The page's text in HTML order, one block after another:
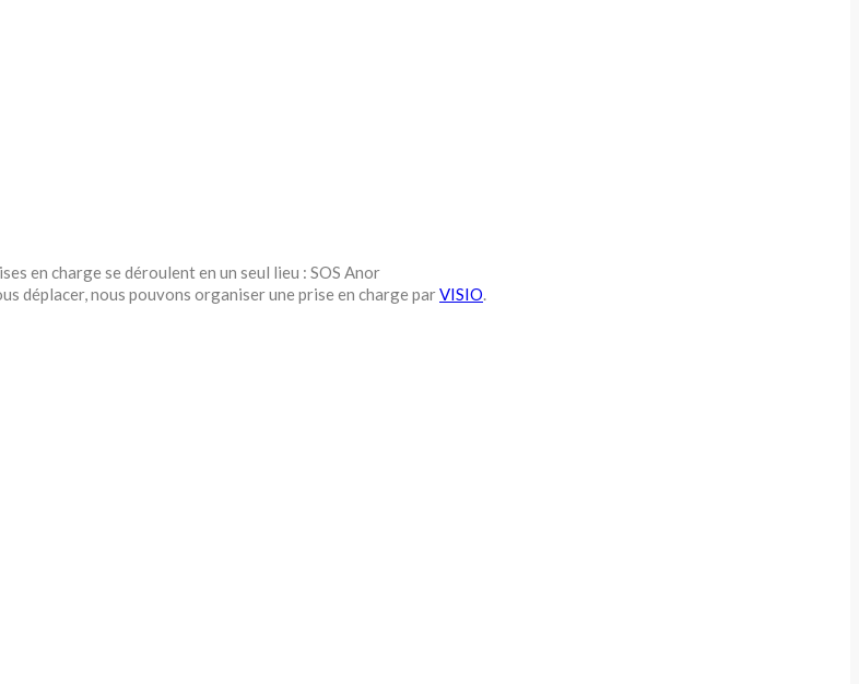
en charge se déroulent en un seul lieu : SOS Anor
déplacer, nous pouvons organiser une prise en charge parVISIO.